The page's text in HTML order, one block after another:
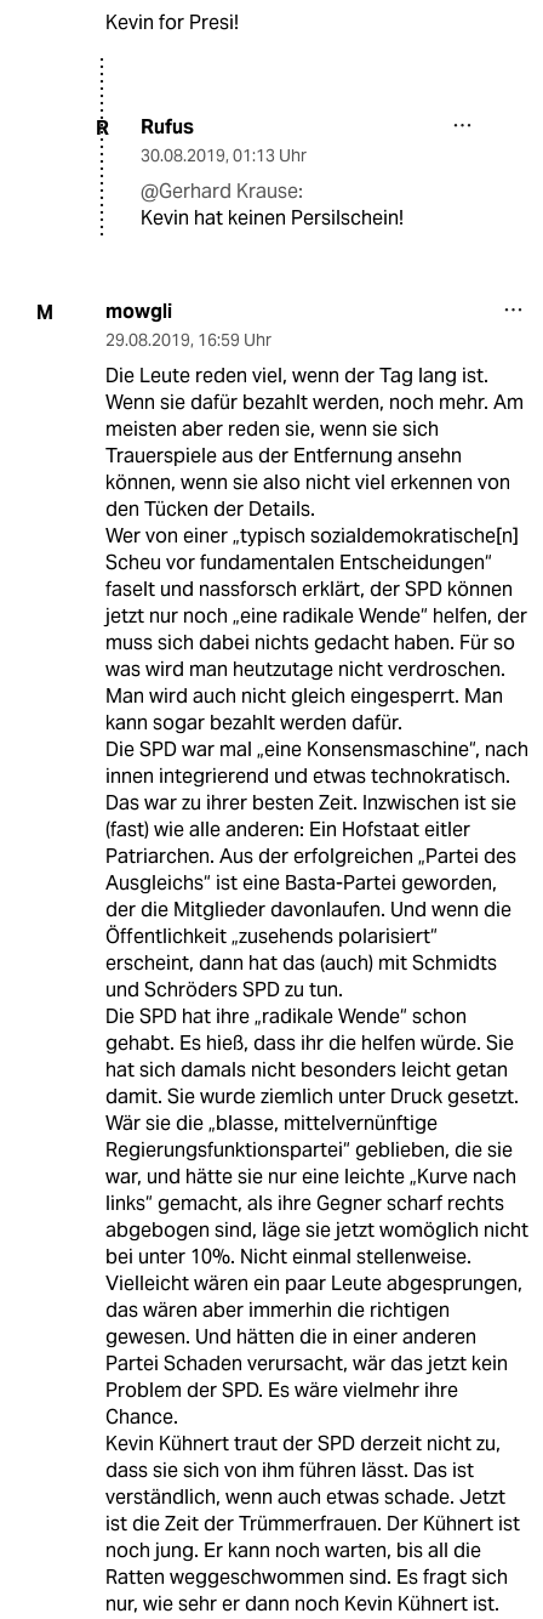
Kevin for Presi!
R Rufus
30.08.2019, 01:13 Uhr
@Gerhard Krause:
Kevin hat keinen Persilschein!
M mowgli
29.08.2019, 16:59 Uhr
Die Leute reden viel, wenn der Tag lang ist.
Wenn sie dafür bezahlt werden, noch mehr. Am
meisten aber reden sie, wenn sie sich
Trauerspiele aus der Entfernung ansehn
können, wenn sie also nicht viel erkennen von
den Tücken der Details.
Wer von einer „typisch sozialdemokratische[n]
Scheu vor fundamentalen Entscheidungen“
faselt und nassforsch erklärt, der SPD können
jetzt nur noch „eine radikale Wende“ helfen, der
muss sich dabei nichts gedacht haben. Für so
was wird man heutzutage nicht verdroschen.
Man wird auch nicht gleich eingesperrt. Man
kann sogar bezahlt werden dafür.
Die SPD war mal „eine Konsensmaschine“, nach
innen integrierend und etwas technokratisch.
Das war zu ihrer besten Zeit. Inzwischen ist sie
(fast) wie alle anderen: Ein Hofstaat eitler
Patriarchen. Aus der erfolgreichen „Partei des
Ausgleichs“ ist eine Basta-Partei geworden,
der die Mitglieder davonlaufen. Und wenn die
Öffentlichkeit „zusehends polarisiert“
erscheint, dann hat das (auch) mit Schmidts
und Schröders SPD zu tun.
Die SPD hat ihre „radikale Wende“ schon
gehabt. Es hieß, dass ihr die helfen würde. Sie
hat sich damals nicht besonders leicht getan
damit. Sie wurde ziemlich unter Druck gesetzt.
Wär sie die „blasse, mittelvernünftige
Regierungsfunktionspartei“ geblieben, die sie
war, und hätte sie nur eine leichte „Kurve nach
links“ gemacht, als ihre Gegner scharf rechts
abgebogen sind, läge sie jetzt womöglich nicht
bei unter 10%. Nicht einmal stellenweise.
Vielleicht wären ein paar Leute abgesprungen,
das wären aber immerhin die richtigen
gewesen. Und hätten die in einer anderen
Partei Schaden verursacht, wär das jetzt kein
Problem der SPD. Es wäre vielmehr ihre
Chance.
Kevin Kühnert traut der SPD derzeit nicht zu,
dass sie sich von ihm führen lässt. Das ist
verständlich, wenn auch etwas schade. Jetzt
ist die Zeit der Trümmerfrauen. Der Kühnert ist
noch jung. Er kann noch warten, bis all die
Ratten weggeschwommen sind. Es fragt sich
nur, wie sehr er dann noch Kevin Kühnert ist.